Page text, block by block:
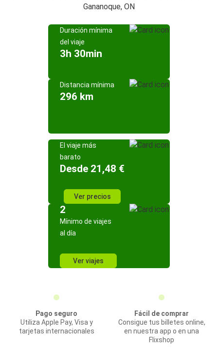
Gananoque, ON
Duración mínima
del viaje
3h 30min
Distancia mínima
296 km
El viaje más
barato
Desde 21,48 €
Ver precios
2
Mínimo de viajes
al día
Ver viajes
Pago seguro
Utiliza Apple Pay, Visa y
tarjetas internacionales
Fácil de comprar
Consigue tus billetes online,
en nuestra app o en una
Flixshop